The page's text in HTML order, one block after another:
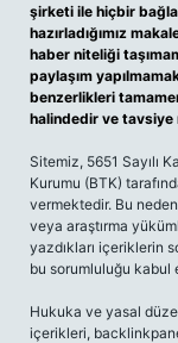
şirketi ile hiçbir
hazırladığımız
haber niteliği
paylaşım
benzerlikleri
halindedir ve tavsiye
Sitemiz, 5651 Sayılı
Kurumu (BTK)
vermektedir. Bu
veya araştırma
yazdıkları içeriklerin
bu sorumluluğu kabul
Hukuka ve yasal
içerikleri,